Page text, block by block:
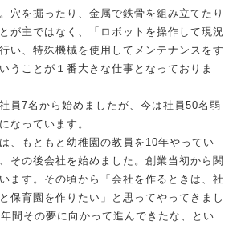
穴を掘ったり、金属で鉄骨を組み立てたり
が主ではなく、「ロボットを操作して現況
い、特殊機械を使用してメンテナンスをす
うことが１番大きな仕事となっておりま
員7名から始めましたが、今は社員50名弱
なっています。
、もともと幼稚園の教員を10年やってい
その後会社を始めました。創業当初から関
ます。その頃から「会社を作るときは、社
保育園を作りたい」と思ってやってきまし
間その夢に向かって進んできたな、とい